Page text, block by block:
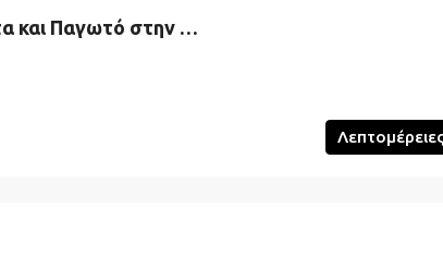
Pancakes με Σοκολάτα και Παγωτό στην Αθήνα